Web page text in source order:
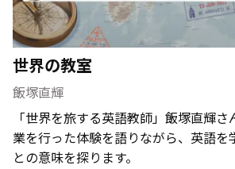
世界の教室
飯塚直輝
「世界を旅する英語教師」飯塚直輝
業を行った体験を語りながら、英語を
との意味を探ります。